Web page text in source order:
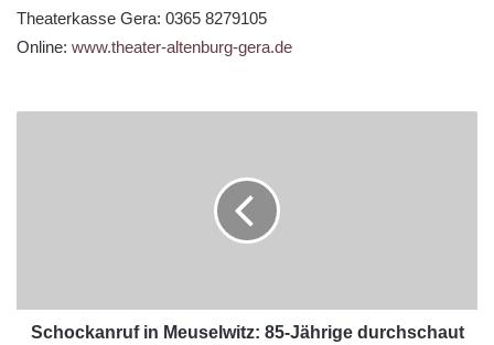
Theaterkasse Gera: 0365 8279105
Online: www.theater-altenburg-gera.de
Schockanruf in Meuselwitz: 85-Jährige durchschaut